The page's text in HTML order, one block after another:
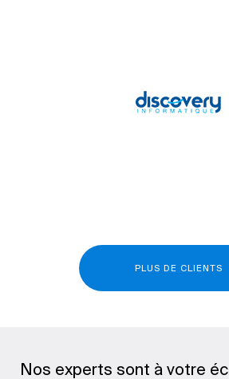
PLUS DE CLIENTS
Nos experts sont à votre